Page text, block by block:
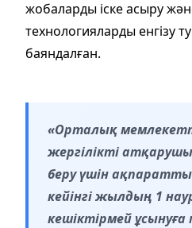
жобаларды іске асыру
технологияларды енгізу
баяндалған.
«Орталық
жергілікті
беру үшін
кейінгі жылдың 1
кешіктірмей ұсынуға